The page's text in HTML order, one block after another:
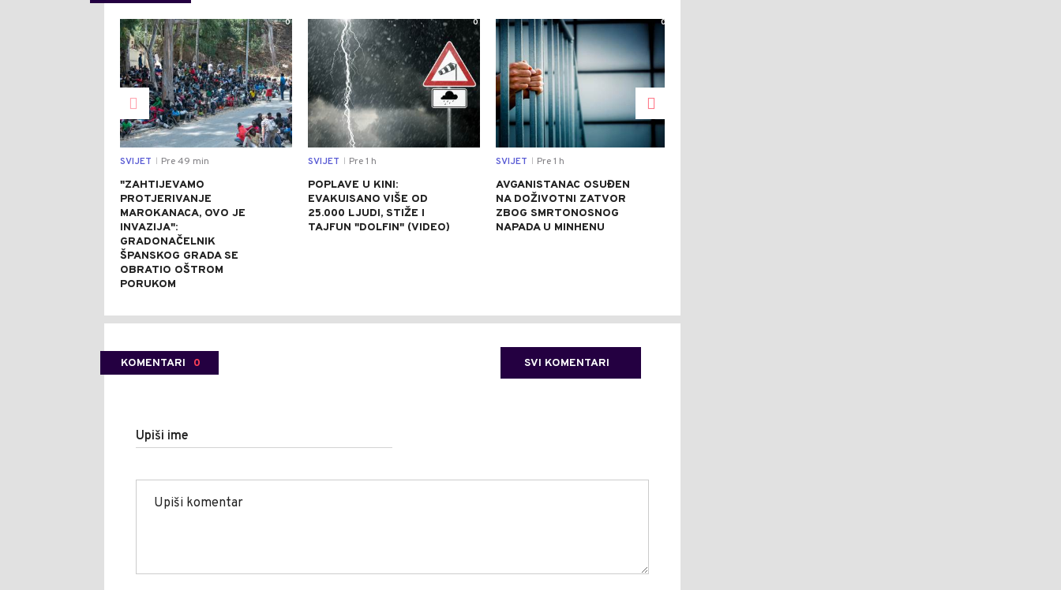
0
SVIJET Pre 49 min
"ZAHTIJEVAMO
PROTJERIVANJE
MAROKANACA, OVO JE
INVAZIJA":
GRADONAČELNIK
ŠPANSKOG GRADA SE
OBRATIO OŠTROM
PORUKOM
0
SVIJET Pre 1 h
POPLAVE U KINI:
EVAKUISANO VIŠE OD
25.000 LJUDI, STIŽE I
TAJFUN "DOLFIN" (VIDEO)
0
SVIJET Pre 1 h
AVGANISTANAC OSUĐEN
NA DOŽIVOTNI ZATVOR
ZBOG SMRTONOSNOG
NAPADA U MINHENU
KOMENTARI 0 SVI KOMENTARI
Upiši ime